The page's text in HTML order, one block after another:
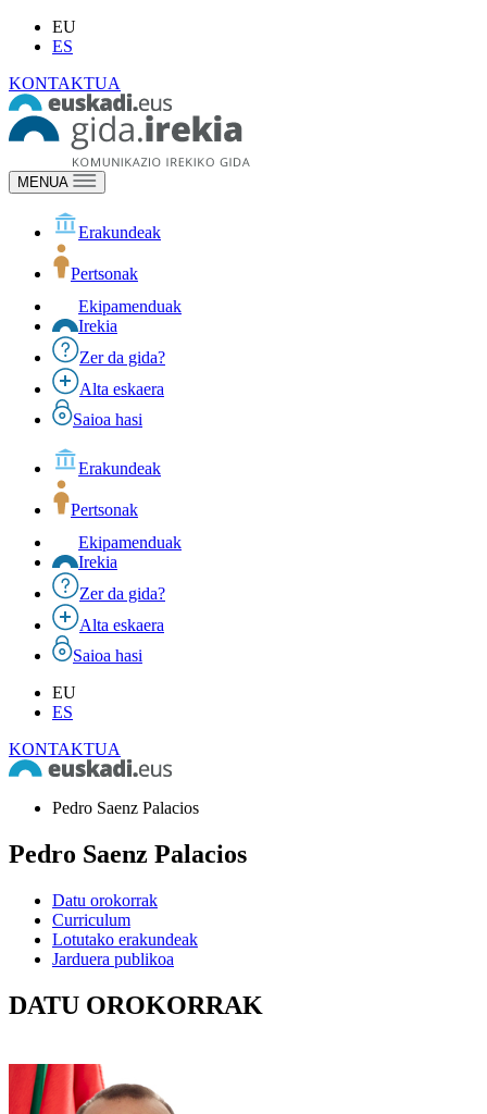
EU
ES
KONTAKTUA
MENUA
Erakundeak
Pertsonak
Ekipamenduak
Irekia
Zer da gida?
Alta eskaera
Saioa hasi
Erakundeak
Pertsonak
Ekipamenduak
Irekia
Zer da gida?
Alta eskaera
Saioa hasi
EU
ES
KONTAKTUA
Pedro Saenz Palacios
Pedro Saenz Palacios
Datu orokorrak
Curriculum
Lotutako erakundeak
Jarduera publikoa
DATU OROKORRAK